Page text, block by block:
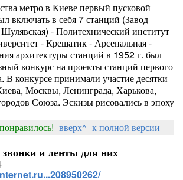
метро в Киеве первый пусковой
включать в себя 7 станций (Завод
- Политехнический институт
- Крещатик - Арсенальная -
архитектуры станций в 1952 г. был
конкурс на проекты станций первого
В конкурсе принимали участие десятки
Москвы, Ленинграда, Харькова,
Союза. Эскизы рисовались в эпоху
понравилось! вверх^ к полной версии
и ленты для них